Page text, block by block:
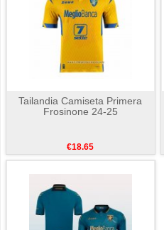
Tailandia Camiseta Primera
Frosinone 24-25
€18.65